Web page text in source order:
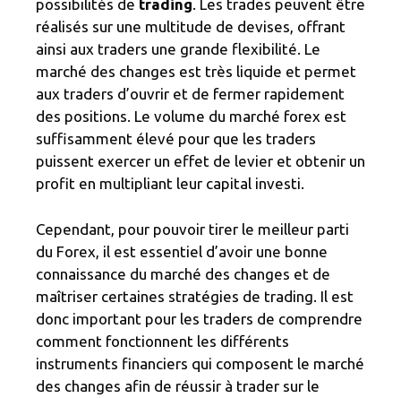
possibilités de trading. Les trades peuvent être
réalisés sur une multitude de devises, offrant
ainsi aux traders une grande flexibilité. Le
marché des changes est très liquide et permet
aux traders d’ouvrir et de fermer rapidement
des positions. Le volume du marché forex est
suffisamment élevé pour que les traders
puissent exercer un effet de levier et obtenir un
profit en multipliant leur capital investi.
Cependant, pour pouvoir tirer le meilleur parti
du Forex, il est essentiel d’avoir une bonne
connaissance du marché des changes et de
maîtriser certaines stratégies de trading. Il est
donc important pour les traders de comprendre
comment fonctionnent les différents
instruments financiers qui composent le marché
des changes afin de réussir à trader sur le